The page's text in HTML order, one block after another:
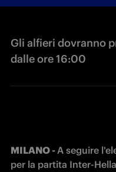
Gli alfieri dovranno
dalle ore 16:00
MILANO - A seguire
per la partita Inter-